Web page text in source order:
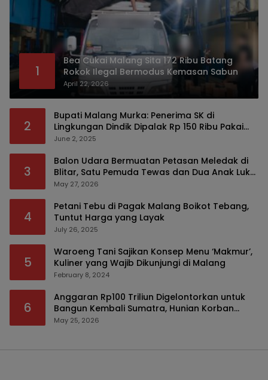
1
Bea Cukai Malang Sita 172 Ribu Batang
Rokok Ilegal Bermodus Kemasan Sabun
April 22, 2026
2
Bupati Malang Murka: Penerima SK di
Lingkungan Dindik Dipalak Rp 150 Ribu Pakai
Modus Tumpengan, KPK Turut Pantau
June 2, 2025
3
Balon Udara Bermuatan Petasan Meledak di
Blitar, Satu Pemuda Tewas dan Dua Anak Luka
Serius
May 27, 2026
4
Petani Tebu di Pagak Malang Boikot Tebang,
Tuntut Harga yang Layak
July 26, 2025
5
Waroeng Tani Sajikan Konsep Menu ‘Makmur’,
Kuliner yang Wajib Dikunjungi di Malang
February 8, 2024
6
Anggaran Rp100 Triliun Digelontorkan untuk
Bangun Kembali Sumatra, Hunian Korban
Bencana Bakal Difokuskan
May 25, 2026